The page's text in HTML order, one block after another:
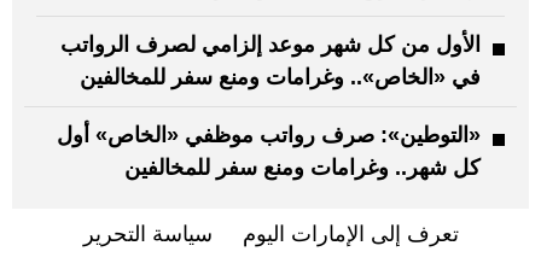
الأول من كل شهر موعد إلزامي لصرف الرواتب
في «الخاص».. وغرامات ومنع سفر للمخالفين
«التوطين»: صرف رواتب موظفي «الخاص» أول
كل شهر.. وغرامات ومنع سفر للمخالفين
تعرف إلى الإمارات اليوم سياسة التحرير